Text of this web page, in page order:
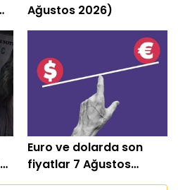
Ağustos 2026)
Euro ve dolarda son
fiyatlar 7 Ağustos
güncel kurlar